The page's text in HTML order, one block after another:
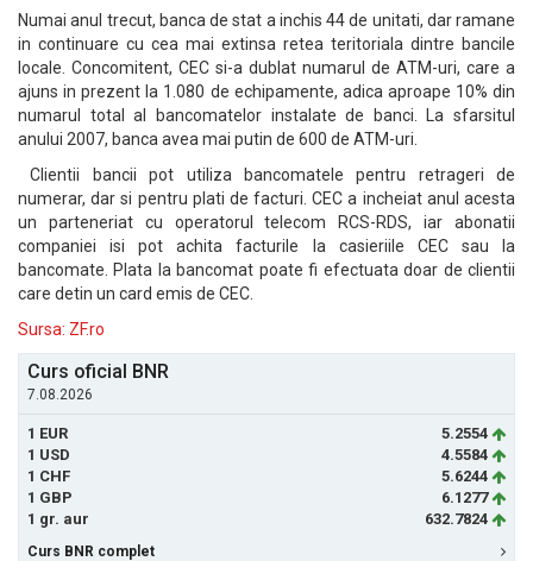
Numai anul trecut, banca de stat a inchis 44 de unitati, dar ramane
in continuare cu cea mai extinsa retea teritoriala dintre bancile
locale. Concomitent, CEC si-a dublat numarul de ATM-uri, care a
ajuns in prezent la 1.080 de echipamente, adica aproape 10% din
numarul total al bancomatelor instalate de banci. La sfarsitul
anului 2007, banca avea mai putin de 600 de ATM-uri.
Clientii bancii pot utiliza bancomatele pentru retrageri de
numerar, dar si pentru plati de facturi. CEC a incheiat anul acesta
un parteneriat cu operatorul telecom RCS-RDS, iar abonatii
companiei isi pot achita facturile la casieriile CEC sau la
bancomate. Plata la bancomat poate fi efectuata doar de clientii
care detin un card emis de CEC.
Sursa: ZF.ro
Curs oficial BNR
7.08.2026
1 EUR
5.2554
1 USD
4.5584
1 CHF
5.6244
1 GBP
6.1277
1 gr. aur
632.7824
Curs BNR complet